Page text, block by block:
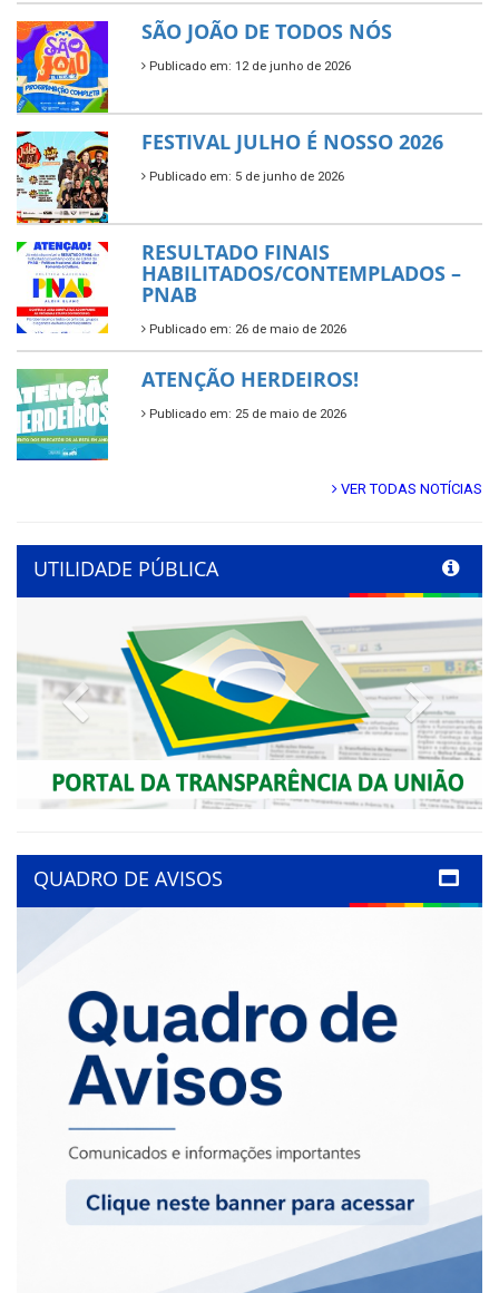
SÃO JOÃO DE TODOS NÓS
Publicado em: 12 de junho de 2026
FESTIVAL JULHO É NOSSO 2026
Publicado em: 5 de junho de 2026
RESULTADO FINAIS
HABILITADOS/CONTEMPLADOS –
PNAB
Publicado em: 26 de maio de 2026
ATENÇÃO HERDEIROS!
Publicado em: 25 de maio de 2026
VER TODAS NOTÍCIAS
UTILIDADE PÚBLICA
Previous Next
QUADRO DE AVISOS